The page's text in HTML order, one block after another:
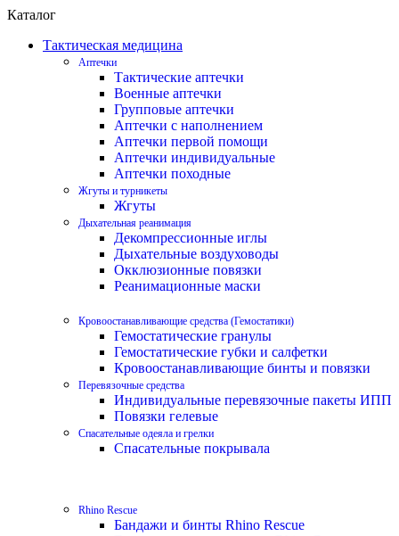
Каталог
Тактическая медицина
Аптечки
Тактические аптечки
Военные аптечки
Групповые аптечки
Аптечки с наполнением
Аптечки первой помощи
Аптечки индивидуальные
Аптечки походные
Жгуты и турникеты
Жгуты
Дыхательная реанимация
Декомпрессионные иглы
Дыхательные воздуховоды
Окклюзионные повязки
Реанимационные маски
Кровоостанавливающие средства (Гемостатики)
Гемостатические гранулы
Гемостатические губки и салфетки
Кровоостанавливающие бинты и повязки
Перевязочные средства
Индивидуальные перевязочные пакеты ИПП
Повязки гелевые
Спасательные одеяла и грелки
Спасательные покрывала
Rhino Rescue
Бандажи и бинты Rhino Rescue